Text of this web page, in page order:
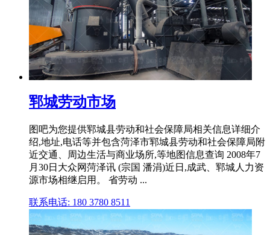
郓城劳动市场
图吧为您提供郓城县劳动和社会保障局相关信息详细介
绍,地址,电话等并包含菏泽市郓城县劳动和社会保障局附
近交通、周边生活与商业场所,等地图信息查询 2008年7
月30日大众网菏泽讯 (宗国 潘涓)近日,成武、郓城人力资
源市场相继启用。 省劳动 ...
联系电话: 180 3780 8511